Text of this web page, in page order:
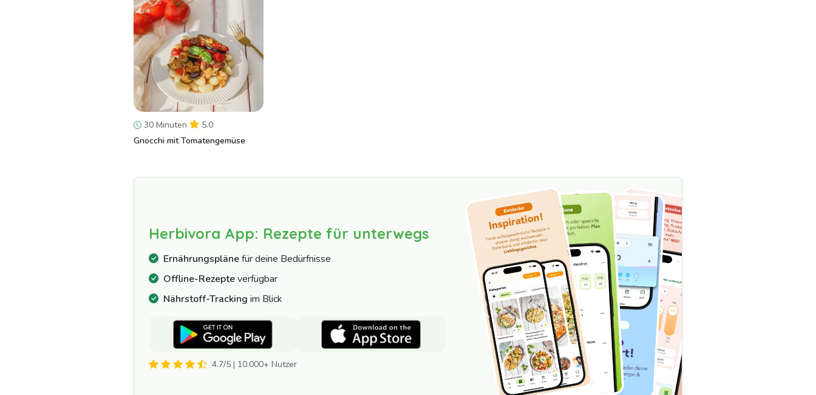
30 Minuten
5.0
Gnocchi mit Tomatengemüse
Herbivora App: Rezepte für unterwegs
Ernährungsplänefür deine Bedürfnisse
Offline-Rezepteverfügbar
Nährstoff-Tracking im Blick
4.7/5 | 10.000+ Nutzer